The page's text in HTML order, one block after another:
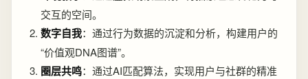
交互的空间。
数字自我：通过行为数据的沉淀和分析，构建用户的
“价值观DNA图谱”。
圈层共鸣：通过AI匹配算法，实现用户与社群的精准